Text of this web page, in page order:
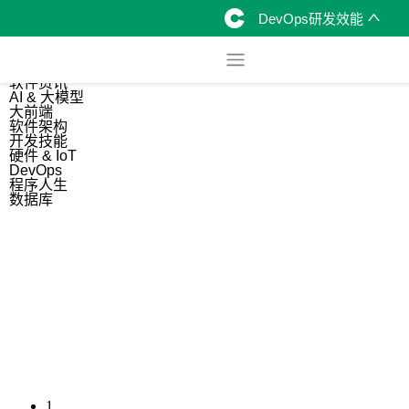
DevOps研发效能
软件资讯
AI & 大模型
大前端
软件架构
开发技能
硬件 & IoT
DevOps
程序人生
数据库
1